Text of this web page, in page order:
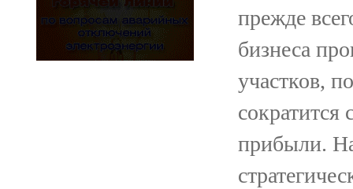
прежде
бизнеса
участков,
сократится
прибыли.